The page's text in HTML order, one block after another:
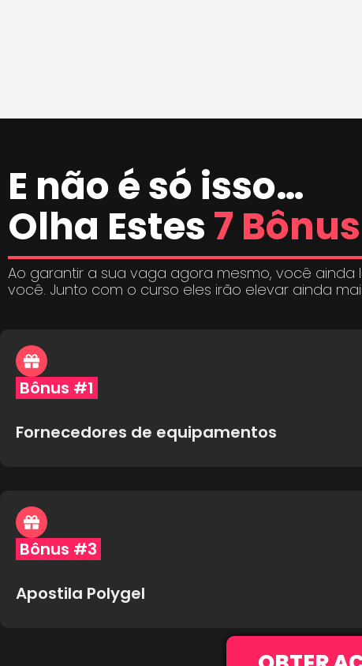
E não é só isso…
Olha Estes 7
Ao garantir a sua vaga agora mesmo, você
você. Junto com o curso eles irão elevar ainda
Bônus #1
Fornecedores de equipamentos
Bônus #3
Apostila Polygel